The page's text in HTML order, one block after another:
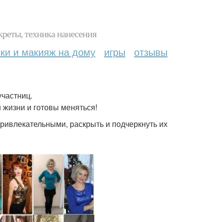
техника нанесения
и макияж на дому игры отзывы
и готовы меняться!
раскрыть и подчеркнуть их